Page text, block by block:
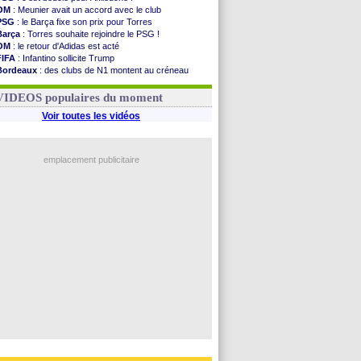
: Meunier avait un accord avec le club
: le Barça fixe son prix pour Torres
: Torres souhaite rejoindre le PSG !
: le retour d'Adidas est acté
: Infantino sollicite Trump
: des clubs de N1 montent au créneau
: le démenti de Leipzig pour Diomandé
populaires du moment
Voir toutes les vidéos
emplacement publicitaire